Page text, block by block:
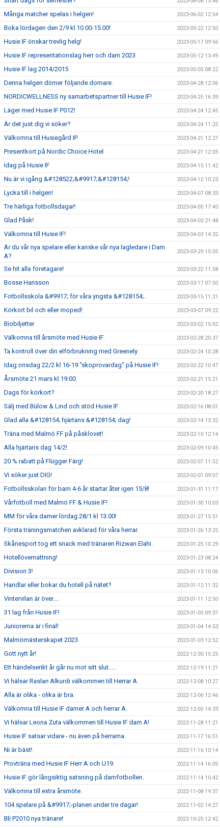
Många matcher spelas i helgen! 2023-06-02 12:54
Boka lördagen den 2/9 kl.10.00-15.00! 2023-05-22 12:50
Husie IF önskar trevlig helg! 2023-05-17 09:56
Husie IF representationslag herr och dam 2023 2023-05-12 13:49
Husie IF lag 2014/2015 2023-05-05 08:22
Denna helgen dömer följande domare. 2023-04-28 12:06
NORDICWELLNESS ny samarbetspartner till Husie IF! 2023-04-25 16:39
Läger med Husie IF P012! 2023-04-24 12:45
Är det just dig vi söker? 2023-04-24 11:25
Välkomna till Husiegård IP 2023-04-21 12:27
Presentkort på Nordic Choice Hotel 2023-04-21 12:05
Idag på Husie IF 2023-04-15 11:42
Nu är vi igång &#128522;&#9917;&#128154;! 2023-04-12 10:23
Lycka till i helgen! 2023-04-07 08:33
Tre härliga fotbollsdagar! 2023-04-05 17:40
Glad Påsk! 2023-04-03 21:48
Välkomna till Husie IF! 2023-04-03 14:32
Är du vår nya spelare eller kanske vår nya lagledare i Dam
A?
2023-03-29 15:05
Se hit alla företagare! 2023-03-22 11:58
Bosse Hansson 2023-03-17 07:50
Fotbollsskola &#9917; för våra yngsta &#128154;. 2023-03-15 11:21
Körkort bil och eller moped! 2023-03-07 09:22
Biobiljetter 2023-03-02 15:02
Välkomna till årsmöte med Husie IF. 2023-02-28 20:37
Ta kontroll över din elförbrukning med Greenely 2023-02-24 10:28
Idag onsdag 22/2 kl 16-19 "skoprovardag" på Husie IF! 2023-02-22 10:47
Årsmöte 21 mars kl.19:00. 2023-02-21 15:21
Dags för körkort? 2023-02-20 18:27
Sälj med Bülow & Lind och stöd Husie IF 2023-02-16 08:01
Glad alla &#128154; hjärtans &#128154; dag! 2023-02-14 13:32
Träna med Malmö FF på påsklovet! 2023-02-10 12:14
Alla hjärtans dag 14/2! 2023-02-09 10:45
20 % rabatt på Flügger Färg! 2023-02-07 11:52
Vi söker just DIG! 2023-02-01 09:07
Fotbollsskolan för barn 4-6 år startar åter igen 15/8! 2023-01-31 11:17
Vårfotboll med Malmö FF & Husie IF! 2023-01-30 10:03
MM för våra damer lördag 28/1 kl 13.00! 2023-01-27 15:51
Första träningsmatchen avklarad för våra herrar. 2023-01-26 13:25
Skånesport tog ett snack med tränaren Rizwan Elahi. 2023-01-25 10:29
Hotellövernattning! 2023-01-23 08:24
Division 3! 2023-01-13 10:06
Handlar eller bokar du hotell på nätet? 2023-01-12 11:32
Vintervilan är över.... 2023-01-11 12:50
31 lag från Husie IF! 2023-01-05 09:37
Juniorerna är i final! 2023-01-04 14:53
Malmömästerskapet 2023 2023-01-03 12:52
Gott nytt år! 2022-12-30 15:25
Ett händelserikt år går nu mot sitt slut..... 2022-12-19 11:21
Vi hälsar Raslan Alkurdi välkommen till Herrar A. 2022-12-08 10:27
Alla är olika - olika är bra. 2022-12-06 12:46
Välkomna till Husie IF damer A och herrar A. 2022-12-05 14:33
Vi hälsar Leona Zuta välkommen till Husie IF dam A! 2022-11-28 11:21
Husie IF satsar vidare - nu även på herrarna. 2022-11-17 16:51
Ni är bäst! 2022-11-16 10:14
Provträna med Husie IF Herr A och U19. 2022-11-14 16:05
Husie IF gör långsiktig satsning på damfotbollen. 2022-11-14 10:42
Välkomna till extra årsmöte. 2022-11-08 19:37
104 spelare på &#9917;-planen under tre dagar! 2022-11-02 14:27
Bli P2010 nya tränare! 2022-10-25 12:42